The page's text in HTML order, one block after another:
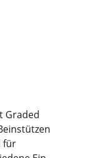
Graded
für